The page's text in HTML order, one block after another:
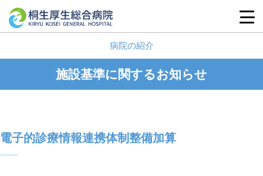
病院の紹介
施設基準に関するお知らせ
電子的診療情報連携体制整備加算